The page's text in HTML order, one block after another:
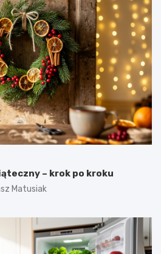
– krok po kroku
Matusiak